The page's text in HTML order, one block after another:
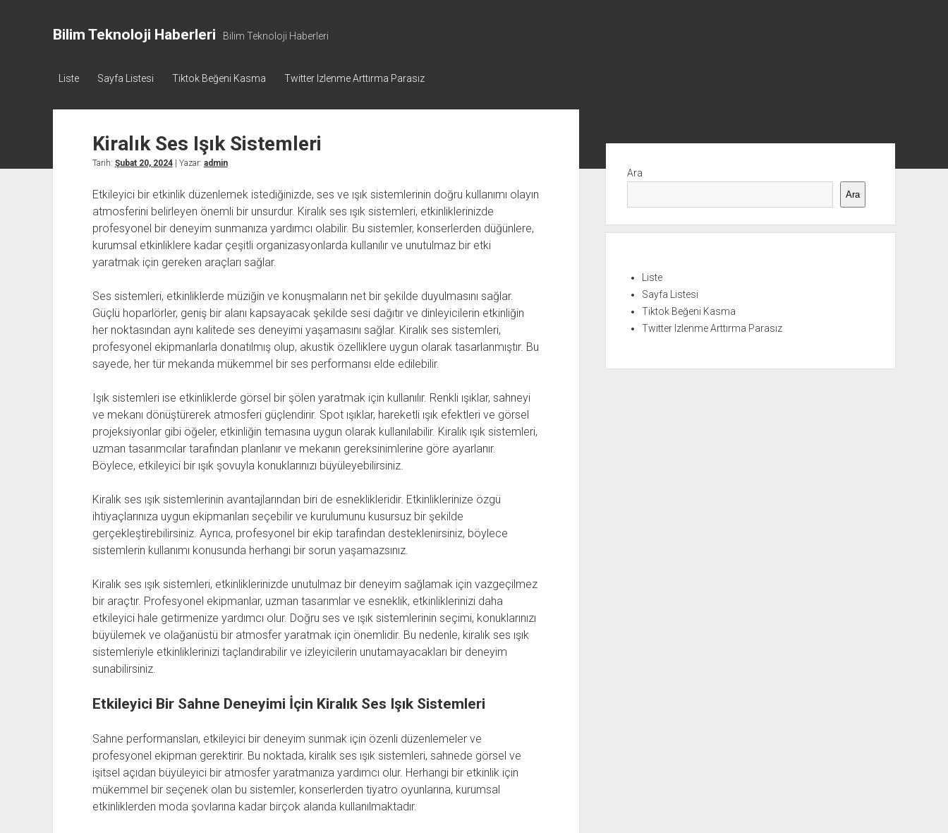
Bilim Teknoloji Haberleri Bilim Teknoloji Haberleri
Liste Sayfa Listesi Tiktok Beğeni Kasma Twitter Izlenme Arttırma Parasız
Kiralık Ses Işık Sistemleri
Tarih: Şubat 20, 2024| Yazar: admin
Etkileyici bir etkinlik düzenlemek istediğinizde, ses ve ışık sistemlerinin doğru kullanımı olayın
atmosferini belirleyen önemli bir unsurdur. Kiralık ses ışık sistemleri, etkinliklerinizde
profesyonel bir deneyim sunmanıza yardımcı olabilir. Bu sistemler, konserlerden düğünlere,
kurumsal etkinliklere kadar çeşitli organizasyonlarda kullanılır ve unutulmaz bir etki
yaratmak için gereken araçları sağlar.
Ses sistemleri, etkinliklerde müziğin ve konuşmaların net bir şekilde duyulmasını sağlar.
Güçlü hoparlörler, geniş bir alanı kapsayacak şekilde sesi dağıtır ve dinleyicilerin etkinliğin
her noktasından aynı kalitede ses deneyimi yaşamasını sağlar. Kiralık ses sistemleri,
profesyonel ekipmanlarla donatılmış olup, akustik özelliklere uygun olarak tasarlanmıştır. Bu
sayede, her tür mekanda mükemmel bir ses performansı elde edilebilir.
Işık sistemleri ise etkinliklerde görsel bir şölen yaratmak için kullanılır. Renkli ışıklar, sahneyi
ve mekanı dönüştürerek atmosferi güçlendirir. Spot ışıklar, hareketli ışık efektleri ve görsel
projeksiyonlar gibi öğeler, etkinliğin temasına uygun olarak kullanılabilir. Kiralık ışık sistemleri,
uzman tasarımcılar tarafından planlanır ve mekanın gereksinimlerine göre ayarlanır.
Böylece, etkileyici bir ışık şovuyla konuklarınızı büyüleyebilirsiniz.
Kiralık ses ışık sistemlerinin avantajlarından biri de esneklikleridir. Etkinliklerinize özgü
ihtiyaçlarınıza uygun ekipmanları seçebilir ve kurulumunu kusursuz bir şekilde
gerçekleştirebilirsiniz. Ayrıca, profesyonel bir ekip tarafından desteklenirsiniz, böylece
sistemlerin kullanımı konusunda herhangi bir sorun yaşamazsınız.
Kiralık ses ışık sistemleri, etkinliklerinizde unutulmaz bir deneyim sağlamak için vazgeçilmez
bir araçtır. Profesyonel ekipmanlar, uzman tasarımlar ve esneklik, etkinliklerinizi daha
etkileyici hale getirmenize yardımcı olur. Doğru ses ve ışık sistemlerinin seçimi, konuklarınızı
büyülemek ve olağanüstü bir atmosfer yaratmak için önemlidir. Bu nedenle, kiralık ses ışık
sistemleriyle etkinliklerinizi taçlandırabilir ve izleyicilerin unutamayacakları bir deneyim
sunabilirsiniz.
Etkileyici Bir Sahne Deneyimi İçin Kiralık Ses Işık Sistemleri
Sahne performansları, etkileyici bir deneyim sunmak için özenli düzenlemeler ve
profesyonel ekipman gerektirir. Bu noktada, kiralık ses ışık sistemleri, sahnede görsel ve
işitsel açıdan büyüleyici bir atmosfer yaratmanıza yardımcı olur. Herhangi bir etkinlik için
mükemmel bir seçenek olan bu sistemler, konserlerden tiyatro oyunlarına, kurumsal
etkinliklerden moda şovlarına kadar birçok alanda kullanılmaktadır.
Menü
Ara
Ara
Liste
Sayfa Listesi
Tiktok Beğeni Kasma
Twitter Izlenme Arttırma Parasız